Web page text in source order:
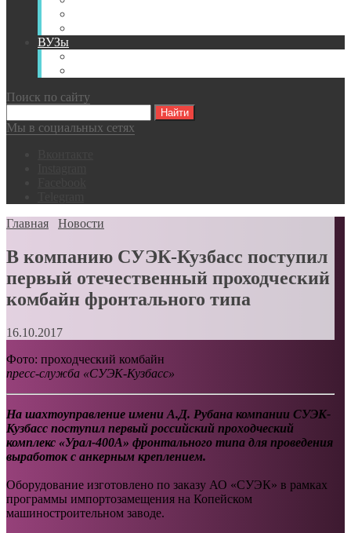
ВУЗы
Поиск по сайту
Мы в социальных сетях
Главная
Новости
В компанию СУЭК-Кузбасс поступил
первый отечественный проходческий
комбайн фронтального типа
16.10.2017
Фото: проходческий комбайн
пресс-служба «СУЭК-Кузбасс»
На шахтоуправление имени А.Д. Рубана компании СУЭК-
Кузбасс поступил первый российский проходческий
комплекс «Урал-400А» фронтального типа для проведения
выработок с анкерным креплением.
Оборудование изготовлено по заказу АО «СУЭК» в рамках
программы импортозамещения на Копейском
машиностроительном заводе.